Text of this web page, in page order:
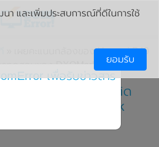
» เผยคะแนนกล้องของ Huawei P40
ง Huawei P40 Pro ติด
ดสอบของ DXOMark
า และเพิ่มประสบการณ์ที่ดีในการใช้
ยอมรับ
เพื่อรับข่าวสาร